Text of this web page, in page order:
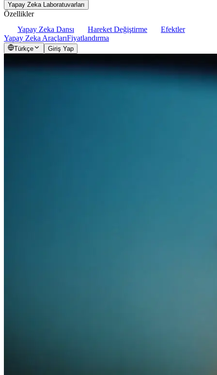
Yapay Zeka Laboratuvarları
Özellikler
Yapay Zeka Dansı
Hareket Değiştirme
Efektler
Yapay Zeka AraçlarıFiyatlandırma
Türkçe Giriş Yap